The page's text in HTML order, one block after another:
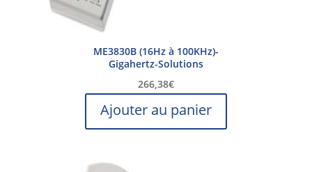
ME3830B (16Hz à 100KHz)-
Gigahertz-Solutions
266,38€
Ajouter au panier